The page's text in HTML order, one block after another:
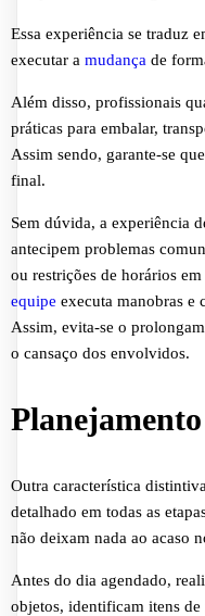
Essa experiência se traduz
executar a mudança de
Além disso, profissionais
práticas para embalar,
Assim sendo, garante-se
final.
Sem dúvida, a experiência
antecipem problemas
ou restrições de horários
equipe executa manobras e
Assim, evita-se o
o cansaço dos envolvidos.
Outra característica
detalhado em todas as
não deixam nada ao acaso
Antes do dia agendado,
objetos, identificam itens de